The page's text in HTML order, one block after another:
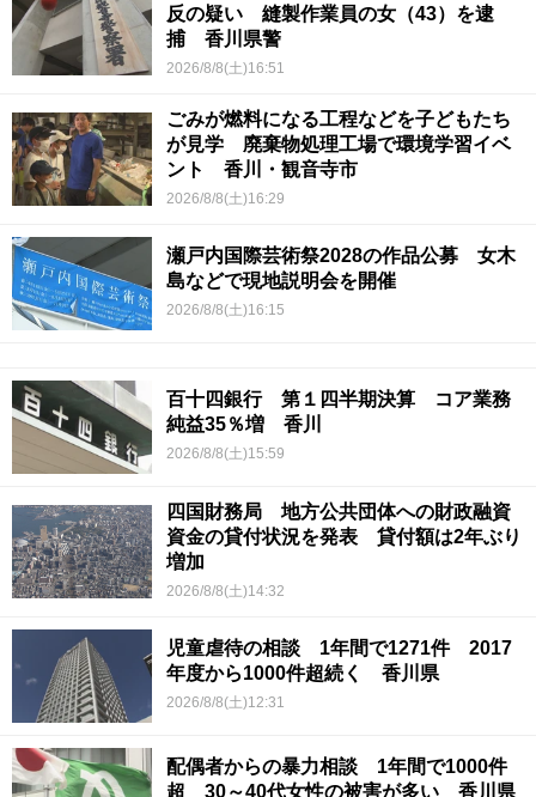
反の疑い 縫製作業員の女（43）を逮
捕 香川県警
2026/8/8(土)16:51
ごみが燃料になる工程などを子どもたち
が見学 廃棄物処理工場で環境学習イベ
ント 香川・観音寺市
2026/8/8(土)16:29
瀬戸内国際芸術祭2028の作品公募 女木
島などで現地説明会を開催
2026/8/8(土)16:15
百十四銀行 第１四半期決算 コア業務
純益35％増 香川
2026/8/8(土)15:59
四国財務局 地方公共団体への財政融資
資金の貸付状況を発表 貸付額は2年ぶり
増加
2026/8/8(土)14:32
児童虐待の相談 1年間で1271件 2017
年度から1000件超続く 香川県
2026/8/8(土)12:31
配偶者からの暴力相談 1年間で1000件
超 30～40代女性の被害が多い 香川県